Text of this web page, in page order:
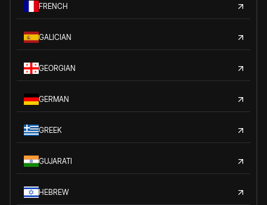
FRENCH
GALICIAN
GEORGIAN
GERMAN
GREEK
GUJARATI
HEBREW